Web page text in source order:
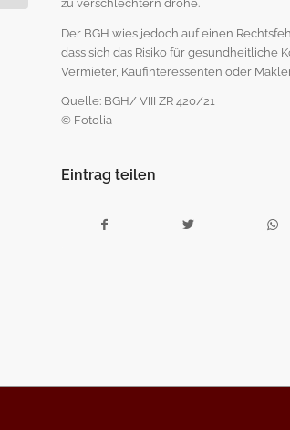
zu verschlechtern drohe.
Der BGH wies jedoch auf einen
dass sich das Risiko für gesundheitliche
Vermieter, Kaufinteressenten oder
Quelle: BGH/ VIII ZR 420/21
© Fotolia
Eintrag teilen